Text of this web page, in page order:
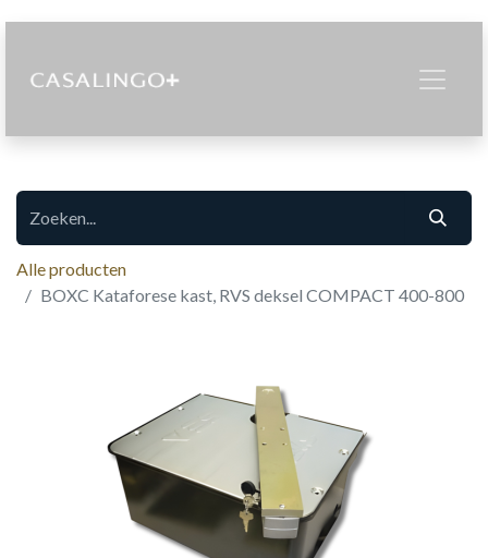
Alle producten
BOXC Kataforese kast, RVS deksel COMPACT 400-800